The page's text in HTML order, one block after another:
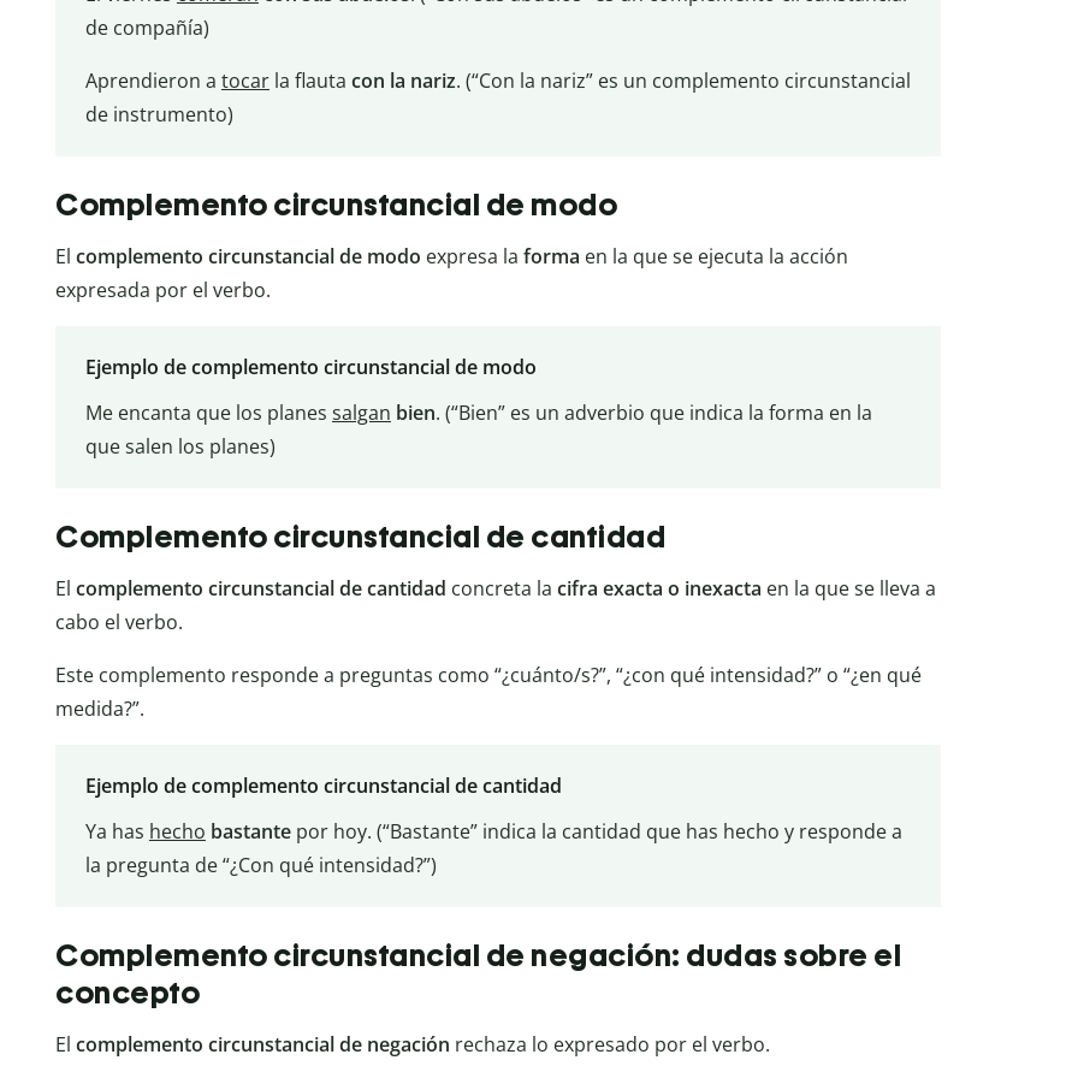
de compañía)
Aprendieron a tocarla flauta con la nariz. (“Con la nariz” es un complemento circunstancial
de instrumento)
Complemento circunstancial de modo
El complemento circunstancial de modo expresa la forma en la que se ejecuta la acción
expresada por el verbo.
Ejemplo de complemento circunstancial de modo
Me encanta que los planes salgan bien. (“Bien” es un adverbio que indica la forma en la
que salen los planes)
Complemento circunstancial de cantidad
El complemento circunstancial de cantidad concreta la cifra exacta o inexacta en la que se lleva a
cabo el verbo.
Este complemento responde a preguntas como “¿cuánto/s?”, “¿con qué intensidad?” o “¿en qué
medida?”.
Ejemplo de complemento circunstancial de cantidad
Ya has hecho bastantepor hoy. (“Bastante” indica la cantidad que has hecho y responde a
la pregunta de “¿Con qué intensidad?”)
Complemento circunstancial de negación: dudas sobre el
concepto
El complemento circunstancial de negación rechaza lo expresado por el verbo.